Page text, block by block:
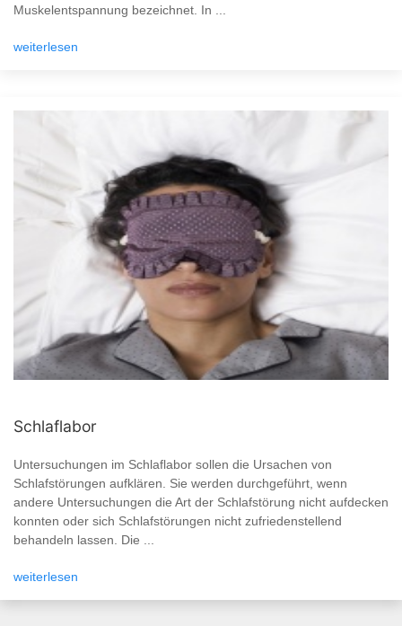
Muskelentspannung bezeichnet. In ...
weiterlesen
Schlaflabor
Untersuchungen im Schlaflabor sollen die Ursachen von
Schlafstörungen aufklären. Sie werden durchgeführt, wenn
andere Untersuchungen die Art der Schlafstörung nicht aufdecken
konnten oder sich Schlafstörungen nicht zufriedenstellend
behandeln lassen. Die ...
weiterlesen